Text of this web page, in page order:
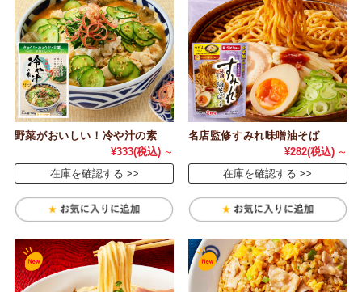
野菜がおいしい！冷や汁の素
¥333(税込) ～
在庫を確認する
名店監修すみれ味噌油そば
¥282(税込) ～
在庫を確認する